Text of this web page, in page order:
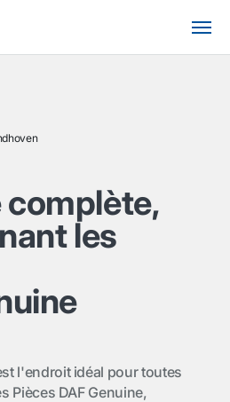
complète,
les
l'endroit idéal pour toutes
Pièces DAF Genuine,